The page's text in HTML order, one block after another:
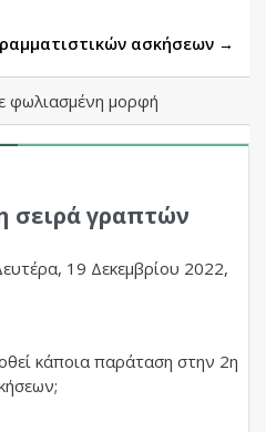
ασκήσεων →
σειρά γραπτών
19 Δεκεμβρίου 2022,
κάποια παράταση στην 2η